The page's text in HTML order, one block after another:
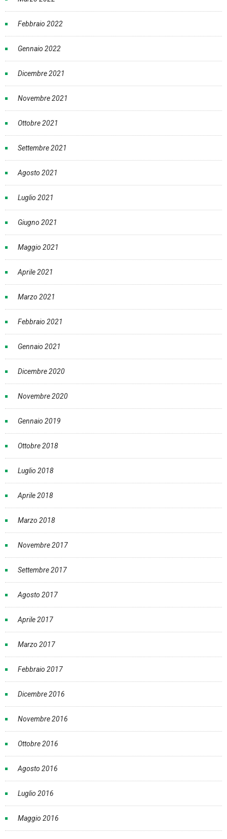
Febbraio 2022
Gennaio 2022
Dicembre 2021
Novembre 2021
Ottobre 2021
Settembre 2021
Agosto 2021
Luglio 2021
Giugno 2021
Maggio 2021
Aprile 2021
Marzo 2021
Febbraio 2021
Gennaio 2021
Dicembre 2020
Novembre 2020
Gennaio 2019
Ottobre 2018
Luglio 2018
Aprile 2018
Marzo 2018
Novembre 2017
Settembre 2017
Agosto 2017
Aprile 2017
Marzo 2017
Febbraio 2017
Dicembre 2016
Novembre 2016
Ottobre 2016
Agosto 2016
Luglio 2016
Maggio 2016